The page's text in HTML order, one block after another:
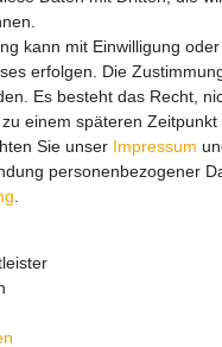
Versand
Daten­schutz­erklärung
widerrufen
kann mit Einwilligung
erfolgen. Die
Es besteht das Recht,
einem späteren
Sie unser Impressum
personenbezogener